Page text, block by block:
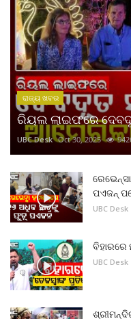
ରାଜ୍ୟ ଖବର
ରିୟଲ ଲାଇଫରେ
UBC Desk Oct 30, 2025
ପଏଜନ୍
UBC Desk
ବିହାରରେ
UBC Desk